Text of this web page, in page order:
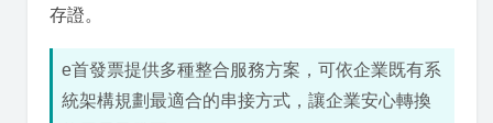
存證。
e首發票提供多種整合服務方案，可依企業既有系
統架構規劃最適合的串接方式，讓企業安心轉換